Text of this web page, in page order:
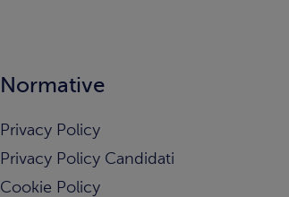
Normative
Privacy Policy
Privacy Policy Candidati
Cookie Policy